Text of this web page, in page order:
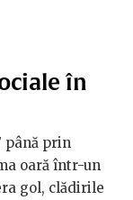
în
până prin
oară într-un
gol, clădirile